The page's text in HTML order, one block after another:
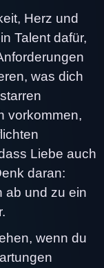
Herz und
Talent dafür,
was dich
vorkommen,
Liebe auch
daran:
ab und zu ein
wenn du